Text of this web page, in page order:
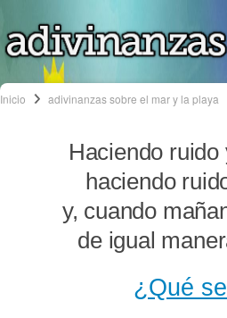
Inicio adivinanzas sobre el mar y la playa
Haciendo ruido
haciendo
y, cuando
de igual
¿Qué